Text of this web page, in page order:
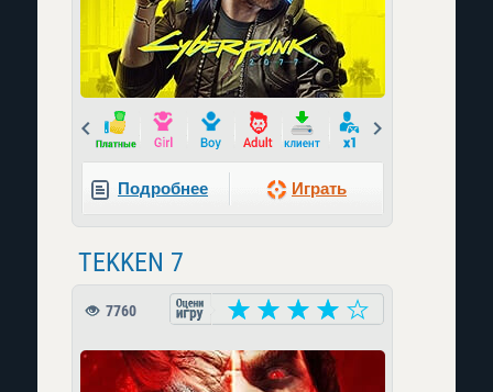
Prev
Подробнее Играть
TEKKEN 7
7760